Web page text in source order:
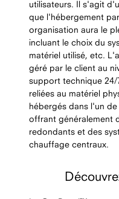
utilisateurs. Il s'agit
que l'hébergement
organisation aura le
incluant le choix du
matériel utilisé, etc.
géré par le client au
support technique
reliées au matériel
hébergés dans l'un
offrant généralement
redondants et des
chauffage centraux.